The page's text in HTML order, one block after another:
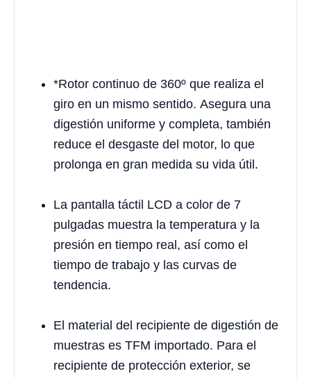
*Rotor continuo de 360º que realiza el
giro en un mismo sentido. Asegura una
digestión uniforme y completa, también
reduce el desgaste del motor, lo que
prolonga en gran medida su vida útil.
La pantalla táctil LCD a color de 7
pulgadas muestra la temperatura y la
presión en tiempo real, así como el
tiempo de trabajo y las curvas de
tendencia.
El material del recipiente de digestión de
muestras es TFM importado. Para el
recipiente de protección exterior, se